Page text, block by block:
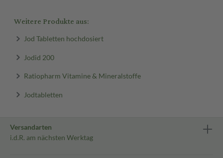
Weitere Produkte aus:
Jod Tabletten hochdosiert
Jodid 200
Ratiopharm Vitamine & Mineralstoffe
Jodtabletten
Versandarten
i.d.R. am nächsten Werktag